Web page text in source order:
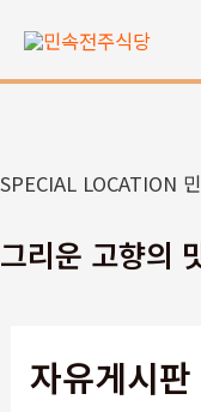
츠
너
기
SPECIAL LOCATION
그리운 고향의
자유게시판